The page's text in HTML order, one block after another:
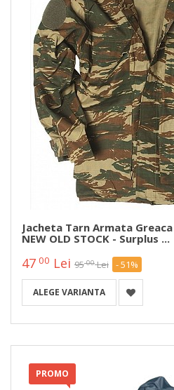
Jacheta Tarn Armata
NEW OLD STOCK - Surplus ...
47 00 Lei 9500 Lei - 51%
ALEGE VARIANTA
PROMO